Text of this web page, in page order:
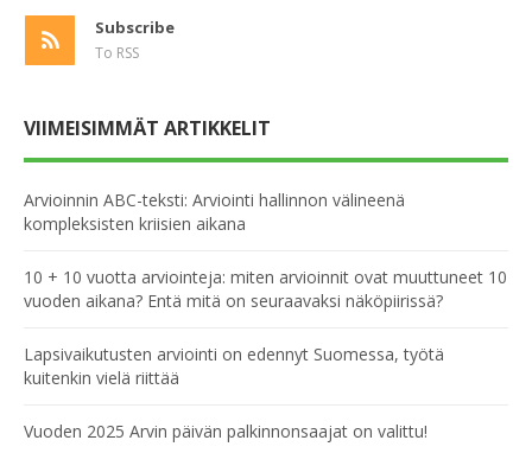
Subscribe
To RSS
VIIMEISIMMÄT ARTIKKELIT
Arvioinnin ABC-teksti: Arviointi hallinnon välineenä
kompleksisten kriisien aikana
10 + 10 vuotta arviointeja: miten arvioinnit ovat muuttuneet 10
vuoden aikana? Entä mitä on seuraavaksi näköpiirissä?
Lapsivaikutusten arviointi on edennyt Suomessa, työtä
kuitenkin vielä riittää
Vuoden 2025 Arvin päivän palkinnonsaajat on valittu!